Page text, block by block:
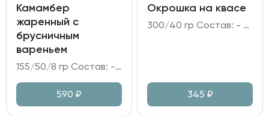
Камамбер
жаренный с
брусничным
вареньем
155/50/8 гр Состав: - сыр Камамбер в панировке; - варенье брусничное; - грецкий орех, мята, сахарная пудра.
590 ₽
Окрошка на квасе
300/40 гр Состав: - квас; - ветчина куриная; - редис; огурец; яйцо куриное; хрен; горчица; лук зелёный; зелень.
345 ₽